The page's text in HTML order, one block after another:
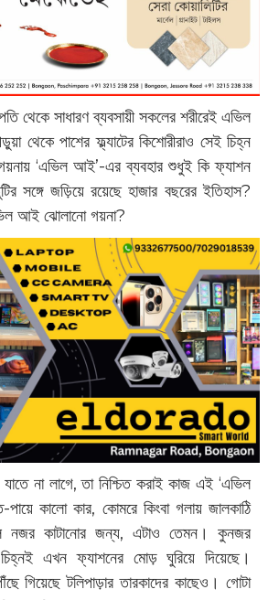
থেকে সাধারণ ব্যবসায়ী সকলের শরীরেই এভিল
থেকে পাশের ফ্ল্যাটের কিশোরীরাও সেই চিহ্ন
‘এভিল আই’-এর ব্যবহার শুধুই কি ফ্যাশন
সঙ্গে জড়িয়ে রয়েছে হাজার বছরের ইতিহাস?
আই ঝোলানো গয়না?
না লাগে, তা নিশ্চিত করাই কাজ এই ‘এভিল
কালো কার, কোমরে কিংবা গলায় জালকাঠি
নজর কাটানোর জন্য, এটাও তেমন। কুনজর
এখন ফ্যাশনের মোড় ঘুরিয়ে দিয়েছে।
গিয়েছে টলিপাড়ার তারকাদের কাছেও। গোটা